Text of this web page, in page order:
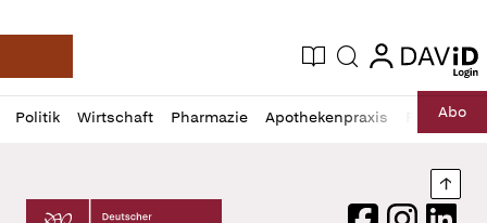
Deutsche Apotheker Zeitung
Aktuelle Ausgabe
Suche login
login
Politik Wirtschaft Pharmazie Apothekenpraxis RechtAbo
Profil
öffnen
Daz
Pur
Deutscher Apotheker Verlag Logo
FacebookInstagram